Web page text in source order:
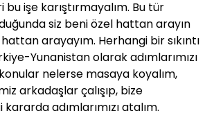
bu işe karıştırmayalım. Bu tür
siz beni özel hattan arayın
arayayım. Herhangi bir sıkıntı
Yunanistan olarak adımlarımızı
konular nelerse masaya koyalım,
arkadaşlar çalışıp, bize
adımlarımızı atalım.